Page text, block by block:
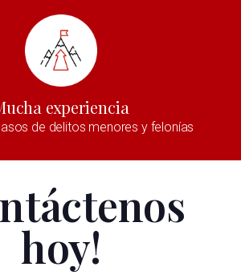
experiencia
de delitos menores y felonías
hoy!